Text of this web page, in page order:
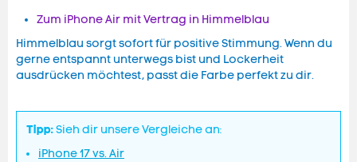
Zum iPhone Air mit Vertrag in Himmelblau
Himmelblau sorgt sofort für positive Stimmung. Wenn du
gerne entspannt unterwegs bist und Lockerheit
ausdrücken möchtest, passt die Farbe perfekt zu dir.
Tipp:Sieh dir unsere Vergleiche an:
iPhone 17 vs. Air